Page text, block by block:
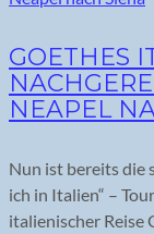
GOETHES
NEAPEL
Nun ist bereits die
ich in Italien“ –
italienischer Reise